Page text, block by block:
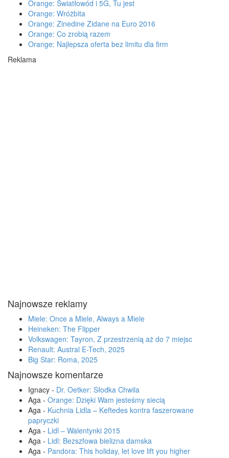
Orange: Światłowód i 5G, Tu jest
Orange: Wróżbita
Orange: Zinedine Zidane na Euro 2016
Orange: Co zrobią razem
Orange: Najlepsza oferta bez limitu dla firm
Reklama
Najnowsze reklamy
Miele: Once a Miele, Always a Miele
Heineken: The Flipper
Volkswagen: Tayron, Z przestrzenią aż do 7 miejsc
Renault: Austral E-Tech, 2025
Big Star: Roma, 2025
Najnowsze komentarze
Ignacy - Dr. Oetker: Słodka Chwila
Aga - Orange: Dzięki Wam jesteśmy siecią
Aga - Kuchnia Lidla – Keftedes kontra faszerowane
papryczki
Aga - Lidl – Walentynki 2015
Aga - Lidl: Bezszfowa bielizna damska
Aga - Pandora: This holiday, let love lift you higher